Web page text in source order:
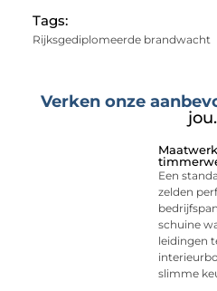
Tags:
Rijksgediplomeerde brandwacht
Verken onze
jou.
Een
zelden
schuine
leidingen
slimme